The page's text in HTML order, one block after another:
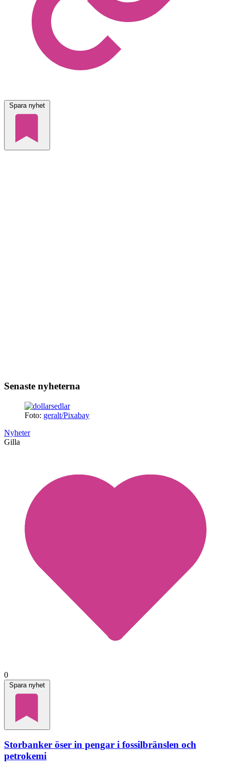
Spara nyhet
Senaste nyheterna
Foto: geralt/Pixabay
Nyheter
Gilla
0
Spara nyhet
Storbanker öser in pengar i fossilbränslen och
petrokemi